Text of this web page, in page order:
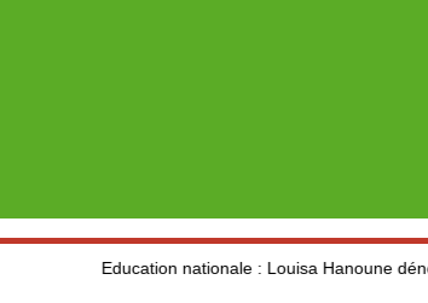
Education nationale : Louisa Hanoune dénonce les